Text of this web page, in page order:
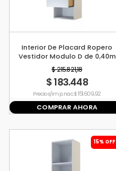
Interior De Placard Ropero
Vestidor Modulo D de 0,40m
$ 215.821,18
$ 183.448
Precio s/imp. nac. $ 151.609,92
COMPRAR AHORA
15% OFF